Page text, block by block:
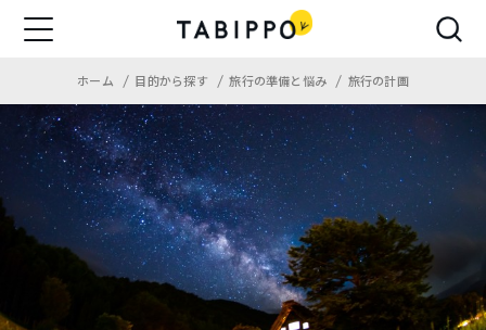
ホーム 目的から探す 旅行の準備と悩み 旅行の計画